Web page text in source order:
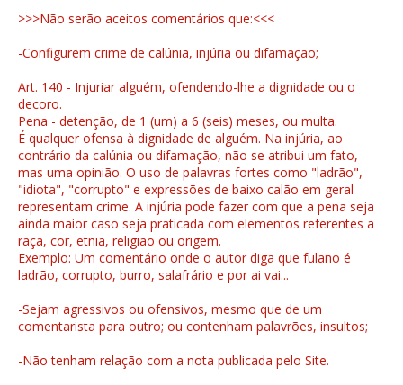
>>>Não serão aceitos comentários que:<<<
-Configurem crime de calúnia, injúria ou difamação;
Art. 140 - Injuriar alguém, ofendendo-lhe a dignidade ou o
decoro.
Pena - detenção, de 1 (um) a 6 (seis) meses, ou multa.
É qualquer ofensa à dignidade de alguém. Na injúria, ao
contrário da calúnia ou difamação, não se atribui um fato,
mas uma opinião. O uso de palavras fortes como "ladrão",
"idiota", "corrupto" e expressões de baixo calão em geral
representam crime. A injúria pode fazer com que a pena seja
ainda maior caso seja praticada com elementos referentes a
raça, cor, etnia, religião ou origem.
Exemplo: Um comentário onde o autor diga que fulano é
ladrão, corrupto, burro, salafrário e por ai vai...
-Sejam agressivos ou ofensivos, mesmo que de um
comentarista para outro; ou contenham palavrões, insultos;
-Não tenham relação com a nota publicada pelo Site.